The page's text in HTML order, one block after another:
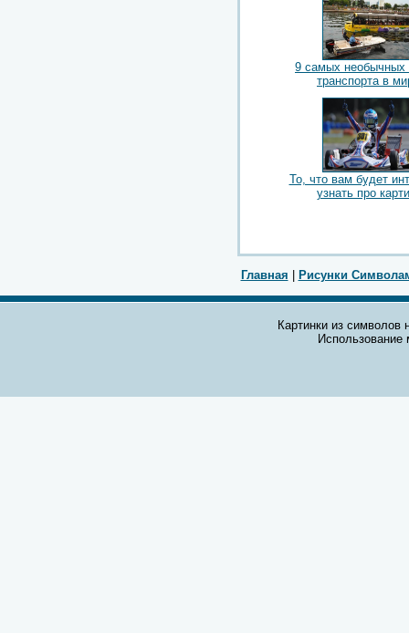
9 самых необычных
транспорта в
То, что вам будет
узнать про
Главная Рисунки
Картинки из символов
Использование